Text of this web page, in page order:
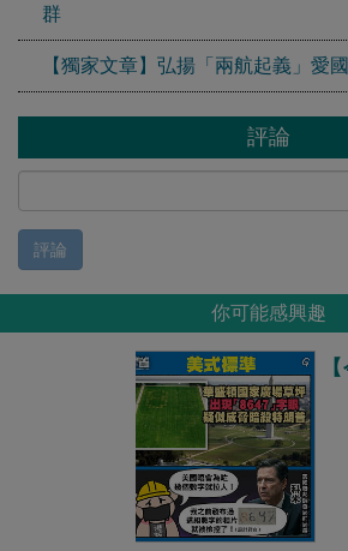
群
【獨家文章】弘揚「兩航起義」愛
評論
評論
你可能感興趣